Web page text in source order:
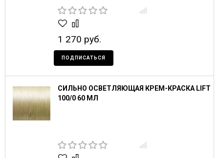
1 270 руб.
ПОДПИСАТЬСЯ
СИЛЬНО ОСВЕТЛЯЮЩАЯ КРЕМ-КРАСКА LIFT
100/0 60 МЛ